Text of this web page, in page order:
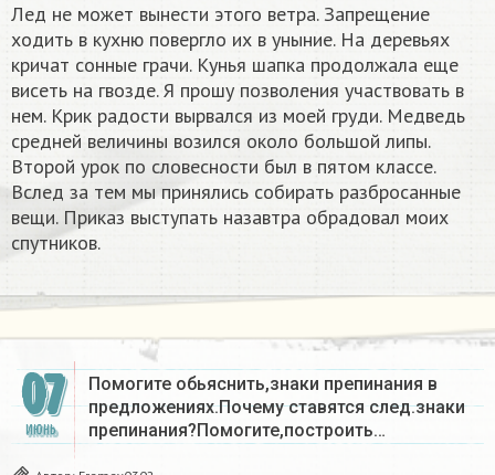
Лед не может вынести этого ветра. Запрещение
ходить в кухню повергло их в уныние. На деревьях
кричат сонные грачи. Кунья шапка продолжала еще
висеть на гвозде. Я прошу позволения участвовать в
нем. Крик радости вырвался из моей груди. Медведь
средней величины возился около большой липы.
Второй урок по словесности был в пятом классе.
Вслед за тем мы принялись собирать разбросанные
вещи. Приказ выступать назавтра обрадовал моих
спутников.
07
ИЮНЬ
Помогите обьяснить,знаки препинания в
предложениях.Почему ставятся след.знаки
препинания?Помогите,построить…